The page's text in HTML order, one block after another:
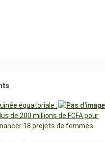
équatoriale :
de 200 millions de FCFA pour
18 projets de femmes